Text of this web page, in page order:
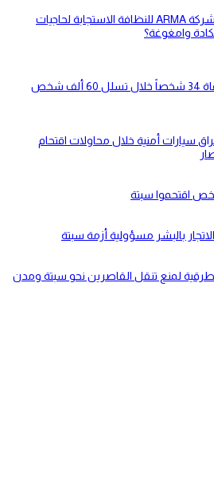
طنجة.. هل استطاعت شركة ARMA للنظافة الاستجابة لحاجيات
وامغوغة؟
السلطات الإسبانية.. وفاة 34 شخصاً خلال تسلل 60 ألف شخص
سيارات أمنية خلال محاولات اقتحام
بالبشر مسؤولية أزمة سبتة
لمنع تنقل القاصرين نحو سبتة ومدن